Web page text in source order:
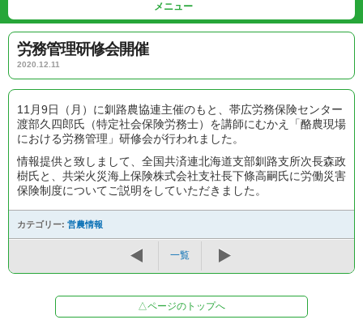
メニュー
労務管理研修会開催
2020.12.11
11月9日（月）に釧路農協連主催のもと、帯広労務保険センター
渡部久四郎氏（特定社会保険労務士）を講師にむかえ「酪農現場
における労務管理」研修会が行われました。
情報提供と致しまして、全国共済連北海道支部釧路支所次長森政
樹氏と、共栄火災海上保険株式会社支社長下條高嗣氏に労働災害
保険制度についてご説明をしていただきました。
カテゴリー: 営農情報
一覧
△ページのトップへ